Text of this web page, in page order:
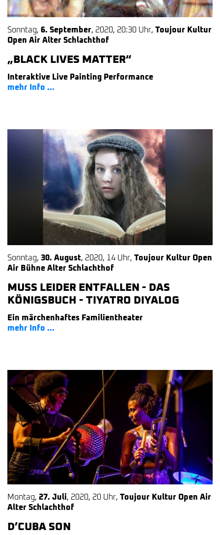
Sonntag, 6. September, 2020, 20:30 Uhr, Toujour Kultur
Open Air Alter Schlachthof
„BLACK LIVES MATTER“
Interaktive Live Painting Performance
mehr Info ...
Sonntag, 30. August, 2020, 14 Uhr, Toujour Kultur Open
Air Bühne Alter Schlachthof
MUSS LEIDER ENTFALLEN - DAS
KÖNIGSBUCH - TIYATRO DIYALOG
Ein märchenhaftes Familientheater
mehr Info ...
Montag, 27. Juli, 2020, 20 Uhr, Toujour Kultur Open Air
Alter Schlachthof
D’CUBA SON